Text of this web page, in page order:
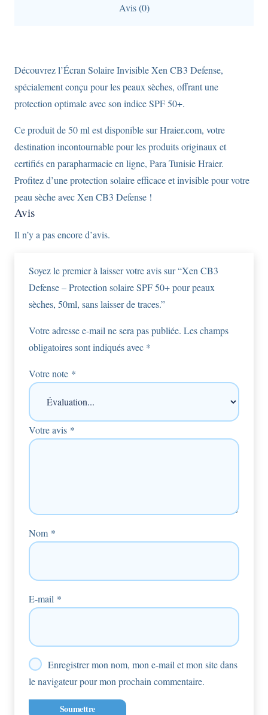
sèches,
50ml,
sans
de
traces.
Avis (0)
Découvrez l’Écran Solaire Invisible Xen CB3 Defense,
spécialement conçu pour les peaux sèches, offrant une
protection optimale avec son indice SPF 50+.
Ce produit de 50 ml est disponible sur Hraier.com, votre
destination incontournable pour les produits originaux et
certifiés en parapharmacie en ligne, Para Tunisie Hraier.
Profitez d’une protection solaire efficace et invisible pour votre
peau sèche avec Xen CB3 Defense !
Avis
Il n’y a pas encore d’avis.
Soyez le premier à laisser votre avis sur “Xen CB3
Defense – Protection solaire SPF 50+ pour peaux
sèches, 50ml, sans laisser de traces.”
Votre adresse e-mail ne sera pas publiée. Les champs
obligatoires sont indiqués avec *
Votre note *
Votre avis *
Nom *
E-mail *
Enregistrer mon nom, mon e-mail et mon site dans
le navigateur pour mon prochain commentaire.